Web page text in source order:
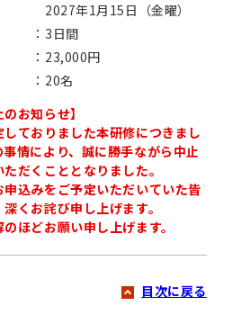
2027年1月15日（金曜）
3日間
23,000円
20名
のお知らせ】
しておりました本研修につきまし
事情により、誠に勝手ながら中止
だくこととなりました。
申込みをご予定いただいていた皆
くお詫び申し上げます。
ほどお願い申し上げます。
目次に戻る